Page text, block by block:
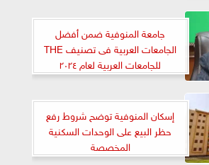
جامعة المنوفية ضمن أفضل
الجامعات العربية فى تصنيف THE
للجامعات العربية لعام ٢٠٢٤
إسكان المنوفية توضح شروط رفع
حظر البيع على الوحدات السكنية
المخصصة